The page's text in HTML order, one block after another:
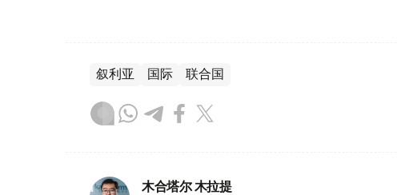
叙利亚 国际 联合国
木合塔尔 木拉提